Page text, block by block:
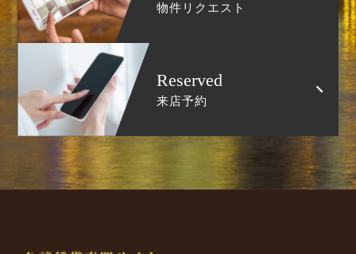
物件リクエスト
Reserved
来店予約